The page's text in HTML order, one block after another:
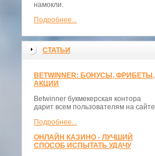
намокли.
Подробнее...
СТАТЬИ
BETWINNER: БОНУСЫ, ФРИБЕТЫ,
АКЦИИ
Betwinner букмекерская контора
дарит всем пользователям на сайте
Подробнее...
ОНЛАЙН КАЗИНО - ЛУЧШИЙ
СПОСОБ ИСПЫТАТЬ УДАЧУ